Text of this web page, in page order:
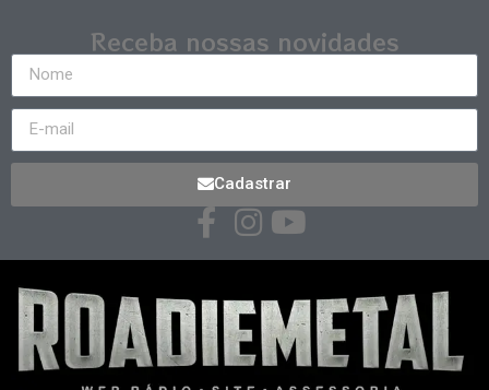
Receba nossas novidades
Cadastrar